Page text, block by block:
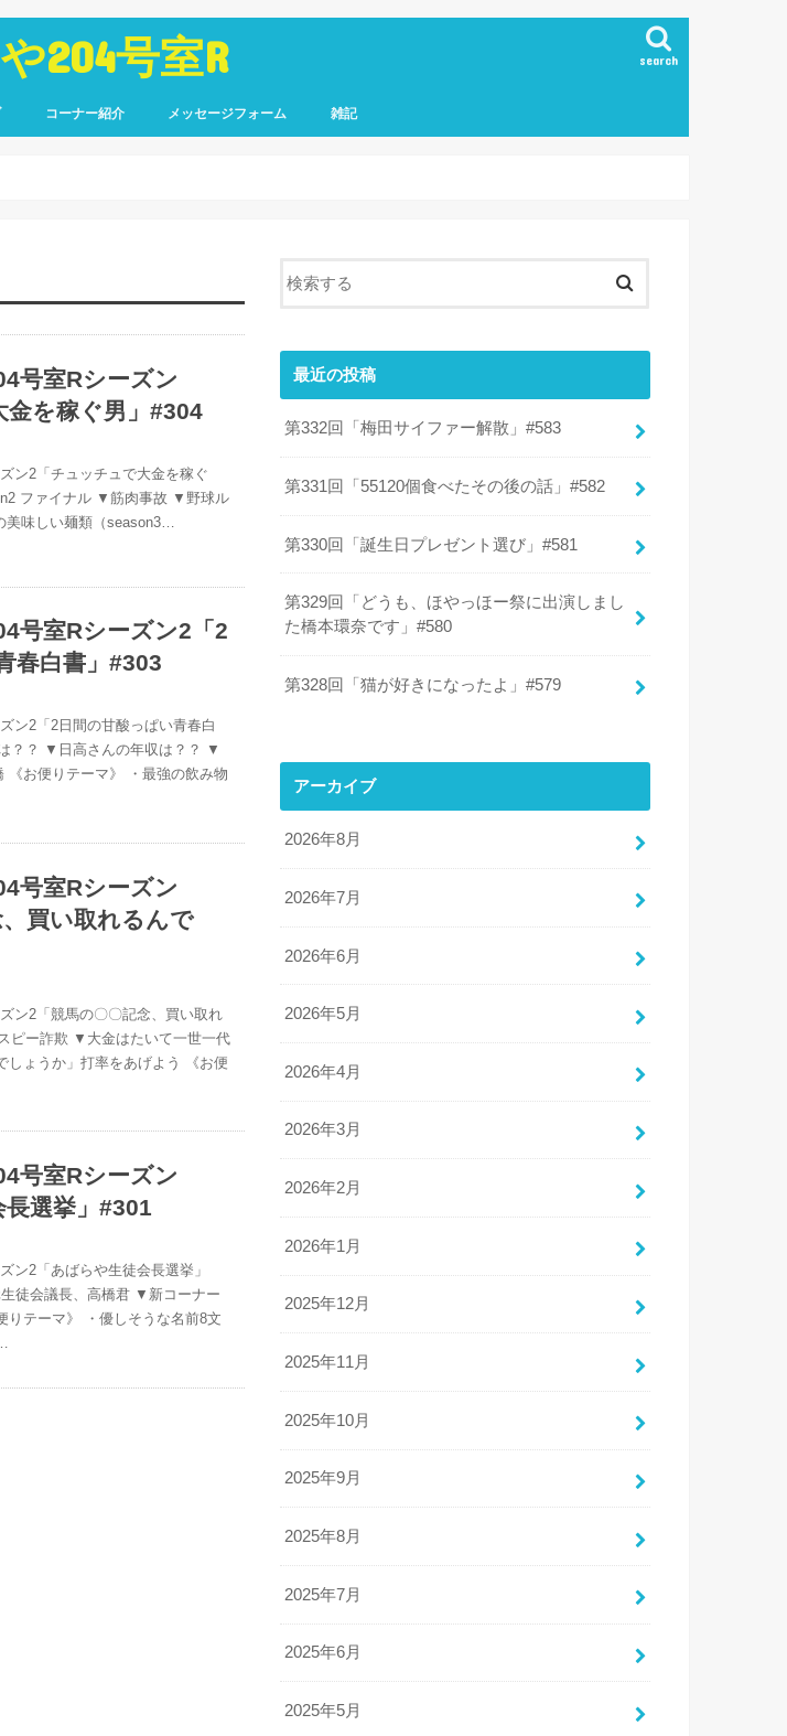
204号室R search
コーナー紹介 メッセージフォーム 雑記
号室Rシーズン
を稼ぐ男」#304
ン2「チュッチュで大金を稼ぐ
ファイナル ▼筋肉事故 ▼野球ル
美味しい麺類（season3…
号室Rシーズン2「2
春白書」#303
ン2「2日間の甘酸っぱい青春白
？？ ▼日高さんの年収は？？ ▼
《お便りテーマ》 ・最強の飲み物
号室Rシーズン
買い取れるんで
ン2「競馬の〇〇記念、買い取れ
ピー詐欺 ▼大金はたいて一世一代
ょうか」打率をあげよう 《お便
号室Rシーズン
選挙」#301
ン2「あばらや生徒会長選挙」
徒会議長、高橋君 ▼新コーナー
りテーマ》 ・優しそうな名前8文
最近の投稿
第332回「梅田サイファー解散」#583
第331回「55120個食べたその後の話」#582
第330回「誕生日プレゼント選び」#581
第329回「どうも、ほやっほー祭に出演しまし
た橋本環奈です」#580
第328回「猫が好きになったよ」#579
アーカイブ
2026年8月
2026年7月
2026年6月
2026年5月
2026年4月
2026年3月
2026年2月
2026年1月
2025年12月
2025年11月
2025年10月
2025年9月
2025年8月
2025年7月
2025年6月
2025年5月